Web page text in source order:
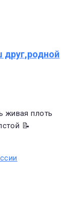
друг,родной
живая плоть
📝